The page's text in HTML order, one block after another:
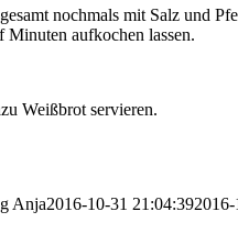
nochmals mit Salz und
Minuten aufkochen lassen.
Weißbrot servieren.
Anja2016-10-31 21:04:39